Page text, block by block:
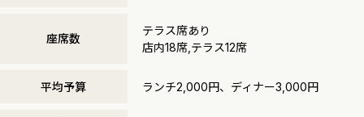
座席数
テラス席あり
店内18席,テラス12席
平均予算 ランチ2,000円、ディナー3,000円